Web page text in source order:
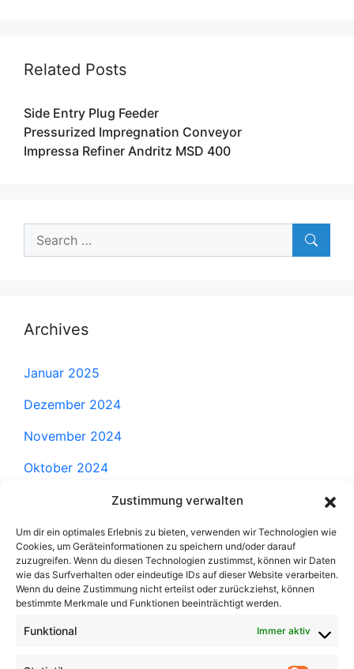
Zustimmung verwalten
Um dir ein optimales Erlebnis zu bieten, verwenden wir Technologien wie
Cookies, um Geräteinformationen zu speichern und/oder darauf
zuzugreifen. Wenn du diesen Technologien zustimmst, können wir Daten
wie das Surfverhalten oder eindeutige IDs auf dieser Website verarbeiten.
Wenn du deine Zustimmung nicht erteilst oder zurückziehst, können
bestimmte Merkmale und Funktionen beeinträchtigt werden.
Funktional Immer aktiv
Related Posts
Side Entry Plug Feeder
Pressurized Impregnation Conveyor
Impressa Refiner Andritz MSD 400
Search
Archives
Januar 2025
Dezember 2024
November 2024
Oktober 2024
September 2024
August 2024
Juli 2024
Juni 2024
Mai 2024